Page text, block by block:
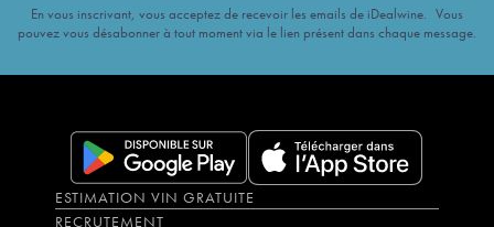
En vous inscrivant, vous acceptez de recevoir les emails de iDealwine. Vous
pouvez vous désabonner à tout moment via le lien présent dans chaque message.
ESTIMATION VIN GRATUITE
RECRUTEMENT